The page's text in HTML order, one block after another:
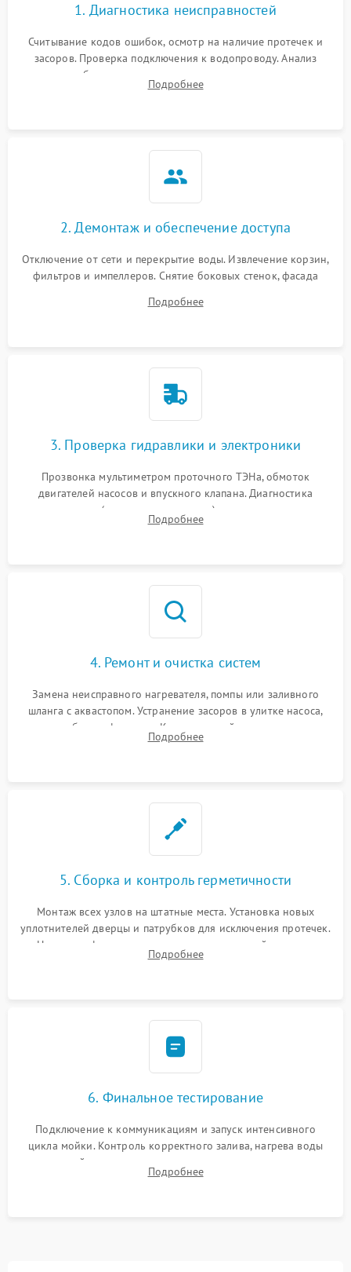
1. Диагностика неисправностей
Считывание кодов ошибок, осмотр на наличие протечек и
засоров. Проверка подключения к водопроводу. Анализ
жалоб на отсутствие слива, нагрева, вращения
разбрызгивателей или срабатывание системы защиты
Подробнее
2. Демонтаж и обеспечение доступа
Отключение от сети и перекрытие воды. Извлечение корзин,
фильтров и импеллеров. Снятие боковых стенок, фасада
циркуляционному насосу, ТЭНу и сливной помпе.
Подробнее
3. Проверка гидравлики и электроники
Прозвонка мультиметром проточного ТЭНа, обмоток
двигателей насосов и впускного клапана. Диагностика
прессостата (датчика уровня воды), датчика мутности,
концевика дверцы и электронного модуля управления.
Подробнее
4. Ремонт и очистка систем
Замена неисправного нагревателя, помпы или заливного
шланга с аквастопом. Устранение засоров в улитке насоса,
патрубках и фильтрах. Компонентный ремонт платы
управления, восстановление поврежденной проводки.
Подробнее
5. Сборка и контроль герметичности
Монтаж всех узлов на штатные места. Установка новых
уплотнителей дверцы и патрубков для исключения протечек.
Надежная фиксация хомутов гидравлической системы,
сборка корпуса и установка датчика поплавка.
Подробнее
6. Финальное тестирование
Подключение к коммуникациям и запуск интенсивного
цикла мойки. Контроль корректного залива, нагрева воды
до нужной температуры, отсутствия посторонних шумов,
штатного слива и абсолютной сухости в поддоне.
Подробнее